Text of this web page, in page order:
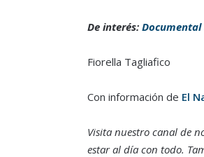
De interés:
Fiorella Tagliafico
Con información de El
Visita nuestro canal de
estar al día con todo.